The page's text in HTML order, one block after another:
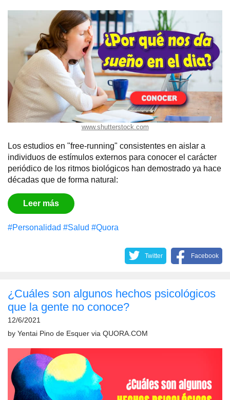
www.shutterstock.com
Los estudios en "free-running" consistentes en aislar a
individuos de estímulos externos para conocer el carácter
periódico de los ritmos biológicos han demostrado ya hace
décadas que de forma natural:
Leer más
#Personalidad #Salud #Quora
Twitter Facebook
¿Cuáles son algunos hechos psicológicos
que la gente no conoce?
12/6/2021
by Yentai Pino de Esquer via QUORA.COM